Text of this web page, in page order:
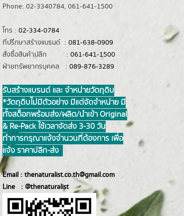
Phone: 02-3340784, 061-641-1500
โทร : 02-334-0784
ที่ปรึกษาสร้างแบรนด์ : 081-638-0909
สั่งซื้อสินค้าปลีก : 061-641-1500
ฝ่ายทรัพยากรบุคคล : 089-876-3289
รับสร้างแบรนด์ และ จำหน่ายวัตถุดิบ
*วัตถุดิบไม่มีตัวอย่าง มีแต่จัดจำหน่าย มี
ทั้งสต็อกพร้อมส่ง/ผลิต/นำเข้า Original
& Re-Pack ใช้เวลาจัดส่ง 3-30 วัน
ทำการ กรุณาแจ้งจำนวนที่ต้องการ เพื่อ
แจ้ง ราคาปลีก-ส่ง
Email : thenaturalist.co.th@gmail.com
Line : @thenaturalist